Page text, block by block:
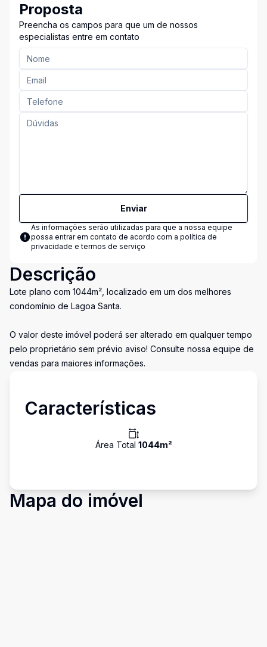
Proposta
Preencha os campos para que um de nossos
especialistas entre em contato
Enviar
As informações serão utilizadas para que a nossa equipe
possa entrar em contato de acordo com a política de
privacidade e termos de serviço
Descrição
Lote plano com 1044m², localizado em um dos melhores
condomínio de Lagoa Santa.
O valor deste imóvel poderá ser alterado em qualquer tempo
pelo proprietário sem prévio aviso! Consulte nossa equipe de
vendas para maiores informações.
Características
Área Total 1044m²
Mapa do imóvel